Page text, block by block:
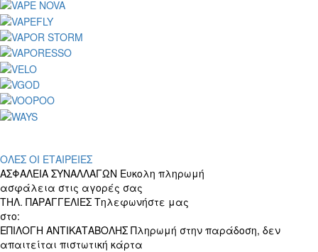
ΟΛΕΣ ΟΙ ΕΤΑΙΡΕΙΕΣ
ΑΣΦΑΛΕΙΑ ΣΥΝΑΛΛΑΓΩΝ Ευκολη πληρωμή
ασφάλεια στις αγορές σας
ΤΗΛ. ΠΑΡΑΓΓΕΛΙΕΣ Τηλεφωνήστε μας
στο:
ΕΠΙΛΟΓΗ ΑΝΤΙΚΑΤΑΒΟΛΗΣ Πληρωμή στην παράδοση, δεν
απαιτείται πιστωτική κάρτα